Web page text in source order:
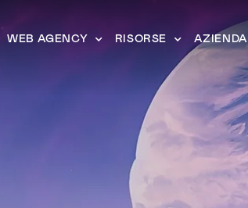
WEB AGENCY RISORSE AZIENDA